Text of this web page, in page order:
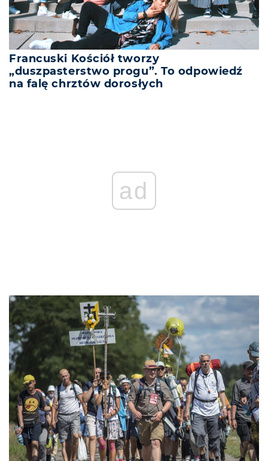
Francuski Kościół tworzy
„duszpasterstwo progu”. To odpowiedź
na falę chrztów dorosłych
ad